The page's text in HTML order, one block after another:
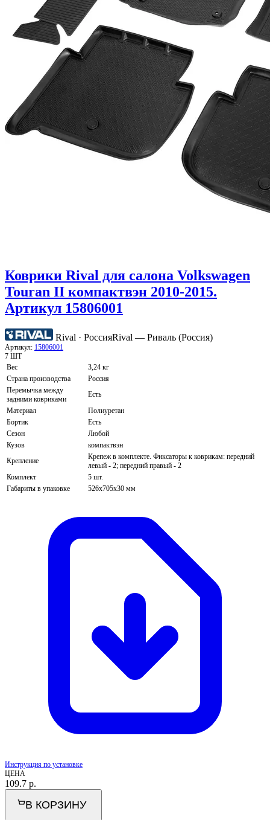
Коврики Rival для салона Volkswagen
Touran II компактвэн 2010-2015.
Артикул 15806001
Rival · РоссияRival — Риваль (Россия)
Артикул: 15806001
7 ШТ
Вес
3,24 кг
Страна производства
Россия
Перемычка между
задними ковриками
Есть
Материал
Полиуретан
Бортик
Есть
Сезон
Любой
Кузов
компактвэн
Крепление
Крепеж в комплекте. Фиксаторы к коврикам: передний
левый - 2; передний правый - 2
Комплект
5 шт.
Габариты в упаковке
526х705х30 мм
Инструкция по установке
ЦЕНА
109.7 р.
В КОРЗИНУ